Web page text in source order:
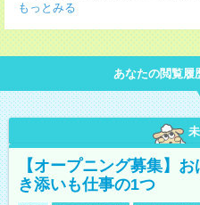
もっとみる
あなたの閲覧履
【オープニング募集】
き添いも仕事の1つ